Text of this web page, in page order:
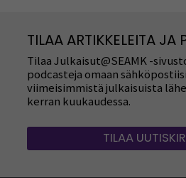
TILAA ARTIKKELEITA JA
Tilaa Julkaisut@SEAMK -
podcasteja omaan
viimeisimmistä julkaisuista
kerran kuukaudessa.
TILAA